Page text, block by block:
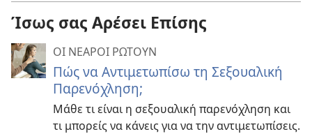
Ίσως σας Αρέσει Επίσης
ΟΙ ΝΕΑΡΟΙ ΡΩΤΟΥΝ
Πώς να Αντιμετωπίσω τη Σεξουαλική
Παρενόχληση;
Μάθε τι είναι η σεξουαλική παρενόχληση και
τι μπορείς να κάνεις για να την αντιμετωπίσεις.